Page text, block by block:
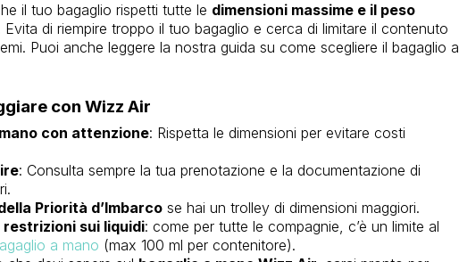
il tuo bagaglio rispetti tutte le dimensioni massime e il peso
di riempire troppo il tuo bagaglio e cerca di limitare il contenuto
Puoi anche leggere la nostra guida su come scegliere il bagaglio a
con Wizz Air
con attenzione: Rispetta le dimensioni per evitare costi
: Consulta sempre la tua prenotazione e la documentazione di
Priorità d’Imbarcose hai un trolley di dimensioni maggiori.
sui liquidi: come per tutte le compagnie, c’è un limite al
a mano (max 100 ml per contenitore).